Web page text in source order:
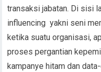
transaksi jabatan. Di sisi
influencing yakni seni
ketika suatu organisasi,
proses pergantian
kampanye hitam dan